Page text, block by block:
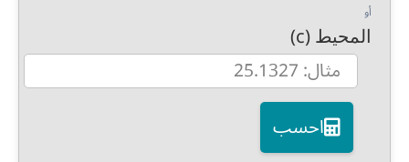
أو
المحيط (c)
احسب